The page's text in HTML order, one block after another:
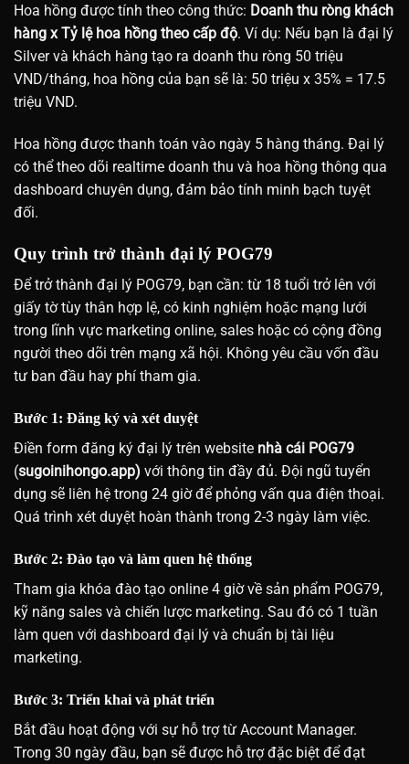
Hoa hồng được tính theo công thức: Doanh thu ròng khách
hàng x Tỷ lệ hoa hồng theo cấp độ. Ví dụ: Nếu bạn là đại lý
Silver và khách hàng tạo ra doanh thu ròng 50 triệu
VND/tháng, hoa hồng của bạn sẽ là: 50 triệu x 35% = 17.5
triệu VND.
Hoa hồng được thanh toán vào ngày 5 hàng tháng. Đại lý
có thể theo dõi realtime doanh thu và hoa hồng thông qua
dashboard chuyên dụng, đảm bảo tính minh bạch tuyệt
đối.
Quy trình trở thành đại lý POG79
Để trở thành đại lý POG79, bạn cần: từ 18 tuổi trở lên với
giấy tờ tùy thân hợp lệ, có kinh nghiệm hoặc mạng lưới
trong lĩnh vực marketing online, sales hoặc có cộng đồng
người theo dõi trên mạng xã hội. Không yêu cầu vốn đầu
tư ban đầu hay phí tham gia.
Bước 1: Đăng ký và xét duyệt
Điền form đăng ký đại lý trên website nhà cái POG79
(sugoinihongo.app) với thông tin đầy đủ. Đội ngũ tuyển
dụng sẽ liên hệ trong 24 giờ để phỏng vấn qua điện thoại.
Quá trình xét duyệt hoàn thành trong 2-3 ngày làm việc.
Bước 2: Đào tạo và làm quen hệ thống
Tham gia khóa đào tạo online 4 giờ về sản phẩm POG79,
kỹ năng sales và chiến lược marketing. Sau đó có 1 tuần
làm quen với dashboard đại lý và chuẩn bị tài liệu
marketing.
Bước 3: Triển khai và phát triển
Bắt đầu hoạt động với sự hỗ trợ từ Account Manager.
Trong 30 ngày đầu, bạn sẽ được hỗ trợ đặc biệt để đạt